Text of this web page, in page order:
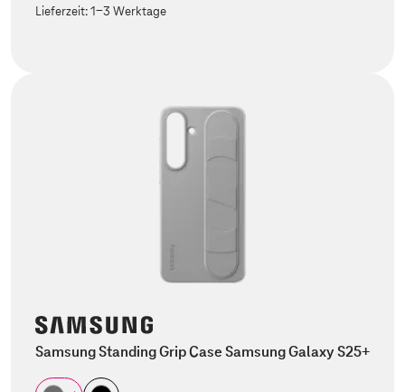
Lieferzeit:1-3 Werktage
Samsung Standing Grip Case Samsung Galaxy S25+